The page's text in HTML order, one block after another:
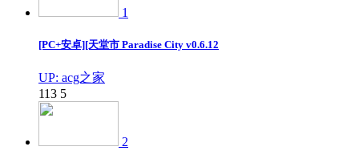
1
[PC+安卓][天堂市 Paradise City v0.6.12
UP: acg之家
113 5
2